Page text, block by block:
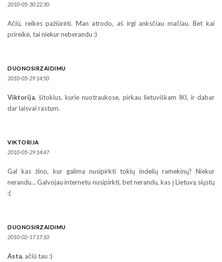
2010-05-30 22:30
Ačiū, reikės pažiūrėti. Man atrodo, aš irgi anksčiau mačiau. Bet kai
prireikė, tai niekur neberandu :)
DUONOSIRZAIDIMU
2010-05-29 14:50
Viktorija, šitokius, kurie nuotraukose, pirkau lietuviškam IKI, ir dabar
dar laisvai rastum.
VIKTORIJA
2010-05-29 14:47
Gal kas žino, kur galima nusipirkti tokių indelių ramekinų? Niekur
nerandu… Galvojau internetu nusipirkti, bet nerandu, kas į Lietuvą siųstų
:(
DUONOSIRZAIDIMU
2010-02-17 17:10
Asta, ačiū tau :)